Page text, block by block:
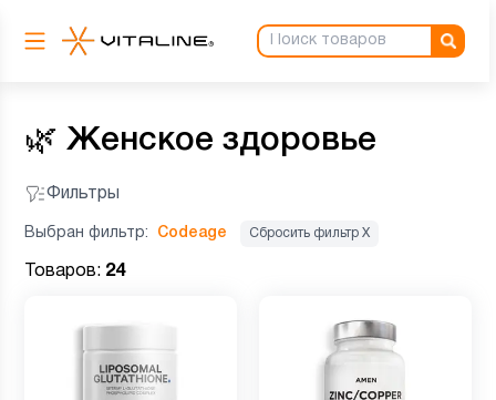
🌿 Женское здоровье
Фильтры
Выбран фильтр: Codeage Сбросить фильтр Х
Товаров: 24